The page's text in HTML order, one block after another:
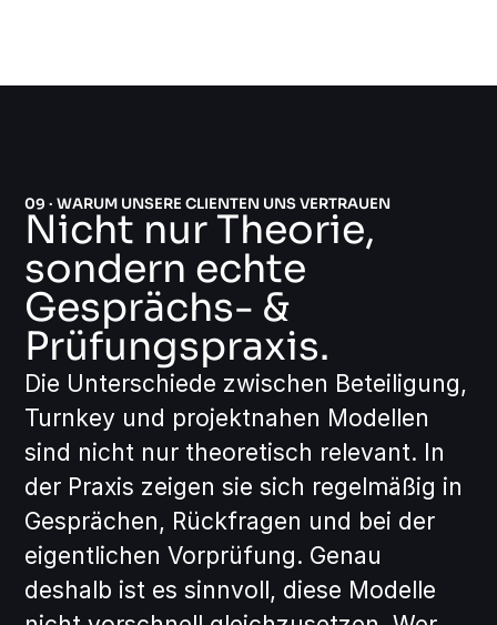
09 · WARUM UNSERE CLIENTEN UNS VERTRAUEN
Nicht nur Theorie,
sondern echte
Gesprächs- &
Prüfungspraxis.
Die Unterschiede zwischen Beteiligung,
Turnkey und projektnahen Modellen
sind nicht nur theoretisch relevant. In
der Praxis zeigen sie sich regelmäßig in
Gesprächen, Rückfragen und bei der
eigentlichen Vorprüfung. Genau
deshalb ist es sinnvoll, diese Modelle